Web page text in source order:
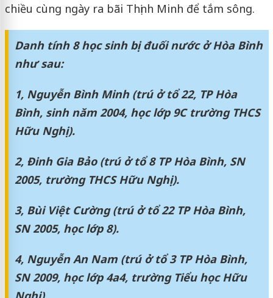
chiều cùng ngày ra bãi Thịnh Minh để tắm sông.
Danh tính 8 học sinh bị đuối nước ở Hòa Bình
như sau:
1, Nguyễn Bình Minh (trú ở tổ 22, TP Hòa
Bình, sinh năm 2004, học lớp 9C trường THCS
Hữu Nghị).
2, Đinh Gia Bảo (trú ở tổ 8 TP Hòa Bình, SN
2005, trường THCS Hữu Nghị).
3, Bùi Việt Cường (trú ở tổ 22 TP Hòa Bình,
SN 2005, học lớp 8).
4, Nguyễn An Nam (trú ở tổ 3 TP Hòa Bình,
SN 2009, học lớp 4a4, trường Tiểu học Hữu